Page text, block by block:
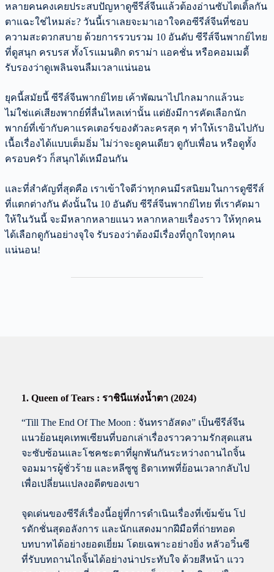
หลายคนคงเคยประสบปัญหาดูซีรีส์จีนแล้วต้องอ่านซับไตเติ้ลกัน
ตาแฉะใช่ไหมล่ะ? วันนี้เราเลยจะมาเอาใจคอซีรีส์จีนที่ชอบ
ความสะดวกสบาย ด้วยการรวบรวม 10 อันดับ ซีรีส์จีนพากย์ไทย
ที่ดูสนุก ครบรส ทั้งโรแมนติก ดราม่า แอคชั่น หรือคอมเมดี้
รับรองว่าดูเพลินจนลืมเวลาแน่นอน
ยุคนี้สมัยนี้ ซีรีส์จีนพากย์ไทย เค้าพัฒนาไปไกลมากแล้วนะ
ไม่ใช่แค่เสียงพากย์ที่ลื่นไหลเท่านั้น แต่ยังมีการคัดเลือกนัก
พากย์ที่เข้ากับคาแรคเตอร์ของตัวละครสุด ๆ ทำให้เราอินไปกับ
เนื้อเรื่องได้แบบเต็มอิ่ม ไม่ว่าจะดูคนเดียว ดูกับเพื่อน หรือดูทั้ง
ครอบครัว ก็สนุกได้เหมือนกัน
และที่สำคัญที่สุดคือ เราเข้าใจดีว่าทุกคนมีรสนิยมในการดูซีรีส์
ที่แตกต่างกัน ดังนั้นใน 10 อันดับ ซีรีส์จีนพากย์ไทย ที่เราคัดมา
ให้ในวันนี้ จะมีหลากหลายแนว หลากหลายเรื่องราว ให้ทุกคน
ได้เลือกดูกันอย่างจุใจ รับรองว่าต้องมีเรื่องที่ถูกใจทุกคน
แน่นอน!
1. Queen of Tears : ราชินีแห่งน้ำตา (2024)
“Till The End Of The Moon : จันทราอัสดง” เป็นซีรีส์จีน
แนวย้อนยุคเทพเซียนที่บอกเล่าเรื่องราวความรักสุดแสน
จะซับซ้อนและโชคชะตาที่ผูกพันกันระหว่างถานไถจิ้น
จอมมารผู้ชั่วร้าย และหลีซูซู ธิดาเทพที่ย้อนเวลากลับไป
เพื่อเปลี่ยนแปลงอดีตของเขา
จุดเด่นของซีรีส์เรื่องนี้อยู่ที่การดำเนินเรื่องที่เข้มข้น โป
รดักชั่นสุดอลังการ และนักแสดงมากฝีมือที่ถ่ายทอด
บทบาทได้อย่างยอดเยี่ยม โดยเฉพาะอย่างยิ่ง หลัวอวิ๋นซี
ที่รับบทถานไถจิ้นได้อย่างน่าประทับใจ ด้วยสีหน้า แวว